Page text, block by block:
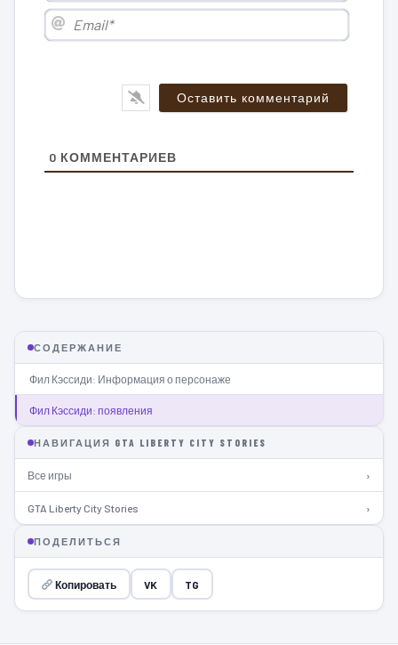
Email*
0 КОММЕНТАРИЕВ
СОДЕРЖАНИЕ
Фил Кэссиди: Информация о персонаже
Фил Кэссиди: появления
НАВИГАЦИЯ GTA LIBERTY CITY STORIES
Все игры ›
GTA Liberty City Stories ›
ПОДЕЛИТЬСЯ
Копировать VK TG